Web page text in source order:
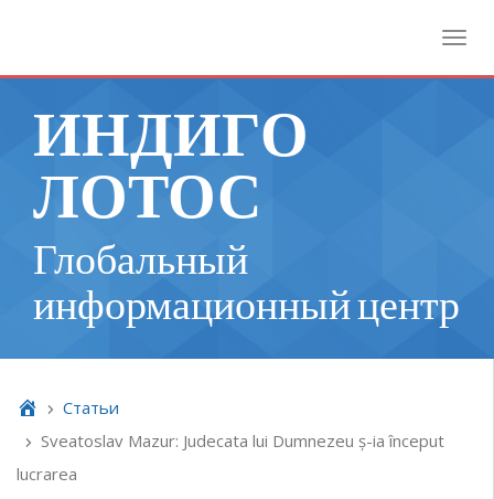
ИНДИГО
ЛОТОС
Глобальный
информационный центр
Cтатьи
Sveatoslav Mazur: Judecata lui Dumnezeu ș-ia început
lucrarea